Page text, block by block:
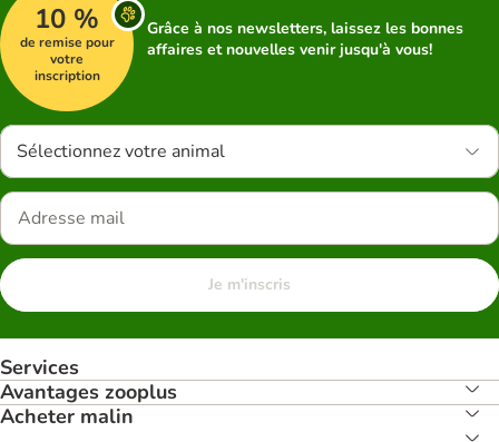
10 %
de remise pour
votre
inscription
Grâce à nos newsletters, laissez les bonnes
affaires et nouvelles venir jusqu'à vous!
Sélectionnez votre animal
Je m'inscris
Services
Avantages zooplus
Acheter malin